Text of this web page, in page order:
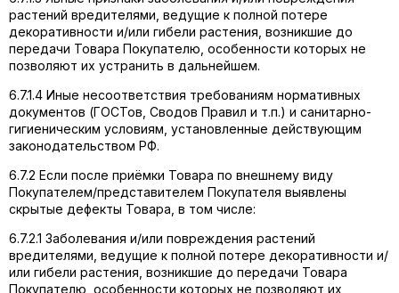
растений вредителями, ведущие к полной потере
декоративности и/или гибели растения, возникшие до
передачи Товара Покупателю, особенности которых не
позволяют их устранить в дальнейшем.
6.7.1.4 Иные несоответствия требованиям нормативных
документов (ГОСТов, Сводов Правил и т.п.) и санитарно-
гигиеническим условиям, установленные действующим
законодательством РФ.
6.7.2 Если после приёмки Товара по внешнему виду
Покупателем/представителем Покупателя выявлены
скрытые дефекты Товара, в том числе:
6.7.2.1 Заболевания и/или повреждения растений
вредителями, ведущие к полной потере декоративности и/
или гибели растения, возникшие до передачи Товара
Покупателю, особенности которых не позволяют их